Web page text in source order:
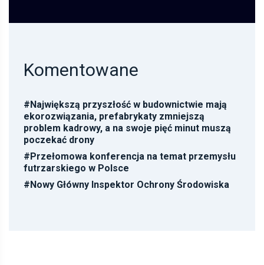
Komentowane
# Największą przyszłość w budownictwie mają
ekorozwiązania, prefabrykaty zmniejszą
problem kadrowy, a na swoje pięć minut muszą
poczekać drony
# Przełomowa konferencja na temat przemysłu
futrzarskiego w Polsce
# Nowy Główny Inspektor Ochrony Środowiska